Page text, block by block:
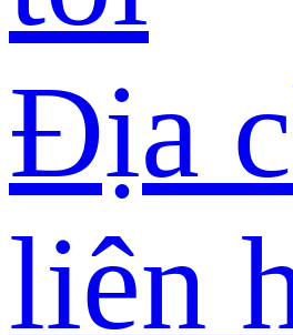
Địa
liên